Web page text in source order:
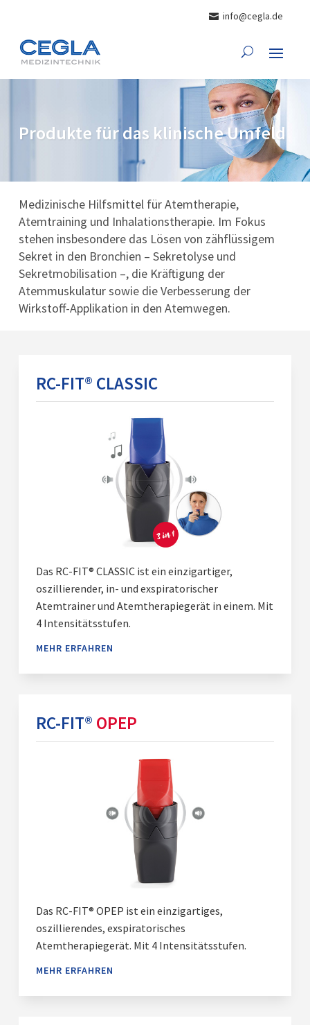
info@cegla.de
Produkte für das klinische Umfeld
Medizinische Hilfsmittel für Atemtherapie,
Atemtraining und Inhalationstherapie. Im Fokus
stehen insbesondere das Lösen von zähflüssigem
Sekret in den Bronchien – Sekretolyse und
Sekretmobilisation –, die Kräftigung der
Atemmuskulatur sowie die Verbesserung der
Wirkstoff-Applikation in den Atemwegen.
RC-FIT® CLASSIC
Das RC-FIT® CLASSIC ist ein einzigartiger,
oszillierender, in- und exspiratorischer
Atemtrainer und Atemtherapiegerät in einem. Mit
4 Intensitätsstufen.
MEHR ERFAHREN
RC-FIT® OPEP
Das RC-FIT® OPEP ist ein einzigartiges,
oszillierendes, exspiratorisches
Atemtherapiegerät. Mit 4 Intensitätsstufen.
MEHR ERFAHREN